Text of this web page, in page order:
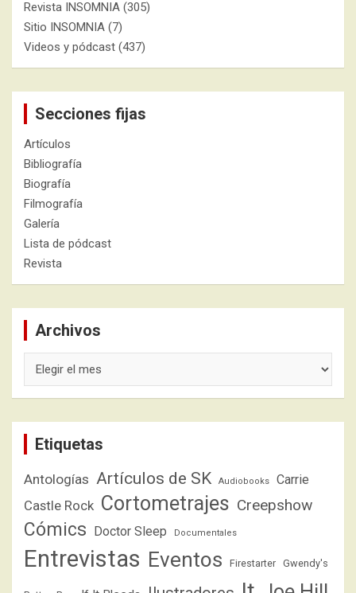
Revista INSOMNIA (305)
Sitio INSOMNIA (7)
Videos y pódcast (437)
Secciones fijas
Artículos
Bibliografía
Biografía
Filmografía
Galería
Lista de pódcast
Revista
Archivos
Etiquetas
Antologías Artículos de SK Audiobooks Carrie
Castle Rock Cortometrajes Creepshow
Cómics Doctor Sleep Documentales
Entrevistas Eventos Firestarter Gwendy's